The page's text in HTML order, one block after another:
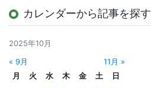
カレンダーから記事を探す
2025年10月
« 9月
11月 »
月
火 水 木 金 土
日